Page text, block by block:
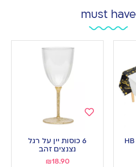
must have
מפת שולחן כיתוב HB
wishlist
6 כוסות יין על רגל
נצנצים זהב
₪18.90